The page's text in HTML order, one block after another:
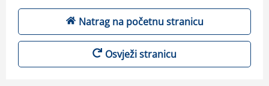
Natrag na početnu stranicu
Osvježi stranicu